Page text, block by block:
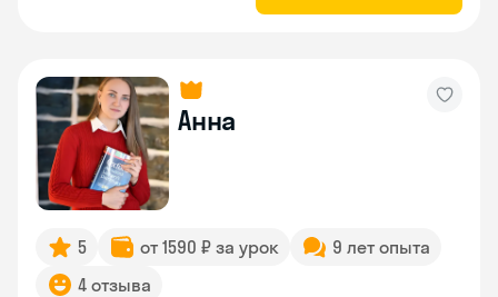
Анна
5 от 1590 ₽ за урок
9 лет опыта
4 отзыва